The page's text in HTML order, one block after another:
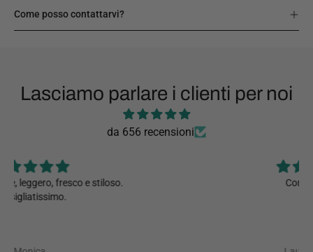
Come posso contattarvi?
Lasciamo parlare i clienti per noi
da 656 recensioni